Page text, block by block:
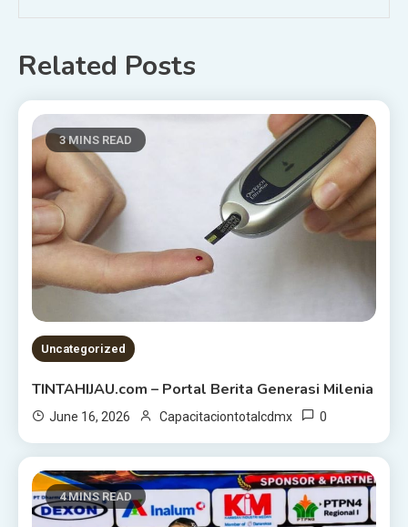
Related Posts
3 MINS READ
Uncategorized
TINTAHIJAU.com – Portal Berita Generasi Milenia
June 16, 2026 Capacitaciontotalcdmx 0
4 MINS READ